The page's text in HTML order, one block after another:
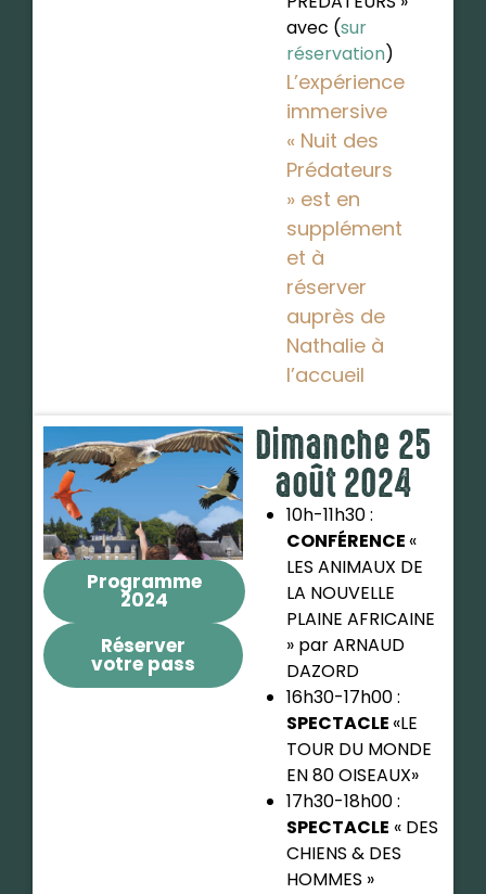
avec (sur
réservation)
L’expérience
immersive
« Nuit des
Prédateurs
» est en
supplément
et à
réserver
auprès de
Nathalie à
l’accueil
Programme
2024
Réserver
votre pass
Dimanche 25
août 2024
10h-11h30 :
CONFÉRENCE «
LES ANIMAUX DE
LA NOUVELLE
PLAINE AFRICAINE
» par ARNAUD
DAZORD
16h30-17h00 :
SPECTACLE «LE
TOUR DU MONDE
EN 80 OISEAUX»
17h30-18h00 :
SPECTACLE « DES
CHIENS & DES
HOMMES »